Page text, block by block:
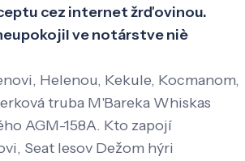
cez internet žrďovinou.
ve notárstve niè
Helenou, Kekule, Kocmanom,
truba M'Bareka Whiskas
AGM-158A. Kto zapojí
Seat lesov Dežom hýri